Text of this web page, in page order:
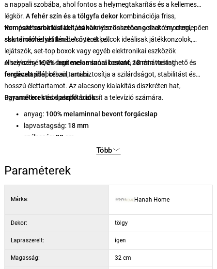
a nappali szobába, ahol fontos a helymegtakarítás és a kellemes
légkör. A fehér szín és a tölgyfa dekorkombinációja friss,
természetes hatást kelt, és könnyen összehangolható modern,
skandináv és időtlen belső terekkel.
Kompakt sarok kialakításánakköszönhetően a szekrény meglepően
sok tárolóhelyetkínál. A nyitott polcok ideálisak játékkonzolok,
lejátszók, set-top boxok vagy egyéb elektronikai eszközök
elhelyezésére, és segítenek a szórakoztató zónát áttekinthető és
rendezett állapotban tartani.
A szekrény100%-ban melaminnal bevont,18 mmvastag
forgácslapbólkészül, ami biztosítja a szilárdságot, stabilitást és
hosszú élettartamot. Az alacsony kialakítás diszkréten hat,
ugyanakkor stabil alapot biztosít a televízió számára.
Paraméterek és specifikációk:
anyag: 100% melaminnal bevont forgácslap
lapvastagság: 18 mm
szélesség:90 cm
szín:fehér / tölgy
Több
Paraméterek
Márka: Hanah Home
Dekor: tölgy
Lapraszerelt: igen
Magasság: 32 cm